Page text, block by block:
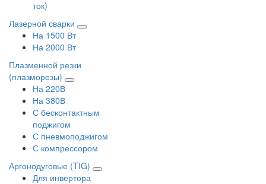
ток)
Лазерной сварки
На 1500 Вт
На 2000 Вт
Плазменной резки
(плазморезы)
На 220В
На 380В
С бесконтактным
поджигом
С пневмоподжигом
С компрессором
Аргонодуговые (TIG)
Для инвертора